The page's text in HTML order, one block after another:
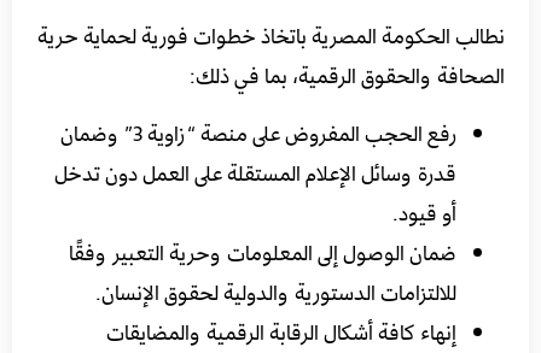
نطالب الحكومة المصرية باتخاذ خطوات فورية لحماية حرية
الصحافة والحقوق الرقمية، بما في ذلك:
رفع الحجب المفروض على منصة “زاوية 3” وضمان
قدرة وسائل الإعلام المستقلة على العمل دون تدخل
أو قيود.
ضمان الوصول إلى المعلومات وحرية التعبير وفقًا
للالتزامات الدستورية والدولية لحقوق الإنسان.
إنهاء كافة أشكال الرقابة الرقمية والمضايقات